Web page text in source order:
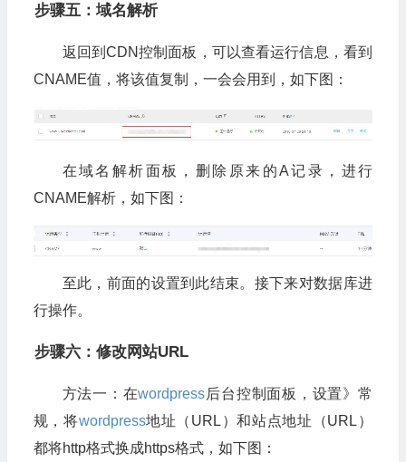
步骤五：域名解析
返回到CDN控制面板，可以查看运行信息，看到
CNAME值，将该值复制，一会会用到，如下图：
在域名解析面板，删除原来的A记录，进行
CNAME解析，如下图：
至此，前面的设置到此结束。接下来对数据库进
行操作。
步骤六：修改网站URL
方法一：在wordpress后台控制面板，设置》常
规，将wordpress地址（URL）和站点地址（URL）
都将http格式换成https格式，如下图：